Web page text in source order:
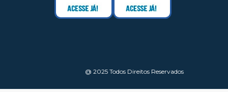
@ 2025 Todos Direitos Reservados